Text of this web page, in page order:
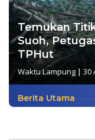
Temukan
Suoh,
TPHut
Waktu Lampung | 30
Berita Utama